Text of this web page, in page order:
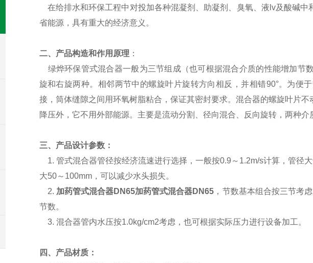
在给排水和环保工程中对投加各种混凝剂、助凝剂、臭氧、液lv及酸碱
省能源，具有重大的经济意义。
二、产品构造和作用原理 ：
绿烨环保管式混合器一般为三节组成（也可根据混合介质的性能增加节
旋和右旋两种。相邻两节中的螺旋叶片旋转方向相反，并相错90°。为便
接，筒体缝隙之间用环氧树脂粘合，保证其密封要求。混合器的螺旋叶片
降压外，它不用外部能源。主要是流动分割、径向混合、反向旋转，两种介
三、产品设计参数：
1. 管式混合器管径按经济流速进行选择，一般按0.9～1.2m/s计算，管径
大50～100mm，可以减少水头损失。
2. 加药管式混合器DN65加药管式混合器DN65 ， 节数基本组合按三节考
节数。
3. 混合器管内水压按1.0kg/cm2考虑，也可根据实际压力进行设备加工。
四、产品材质：